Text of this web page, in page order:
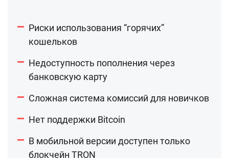
Риски использования “горячих”
кошельков
Недоступность пополнения через
банковскую карту
Сложная система комиссий для новичков
Нет поддержки Bitcoin
В мобильной версии доступен только
блокчейн TRON